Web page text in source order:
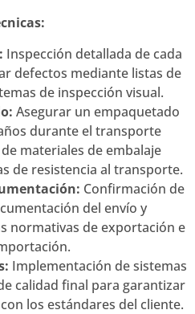
Inspección detallada de cada
defectos mediante listas de
de inspección visual.
Asegurar un empaquetado
durante el transporte
materiales de embalaje
de resistencia al transporte.
Confirmación de
del envío y
normativas de exportación e
Implementación de sistemas
calidad final para garantizar
los estándares del cliente.